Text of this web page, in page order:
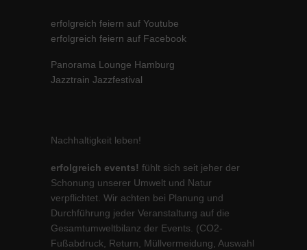
erfolgreich feiern auf Youtube
erfolgreich feiern auf Facebook
Panorama Lounge Hamburg
Jazztrain Jazzfestival
Nachhaltigkeit leben!
erfolgreich events! fühlt sich seit jeher der
Schonung unserer Umwelt und Natur
verpflichtet. Wir achten bei Planung und
Durchführung jeder Veranstaltung auf die
Gesamtumweltbilanz der Events. (CO2-
Fußabdruck, Return, Müllvermeidung, Auswahl